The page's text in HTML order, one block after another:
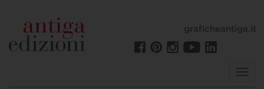
graficheantiga.it